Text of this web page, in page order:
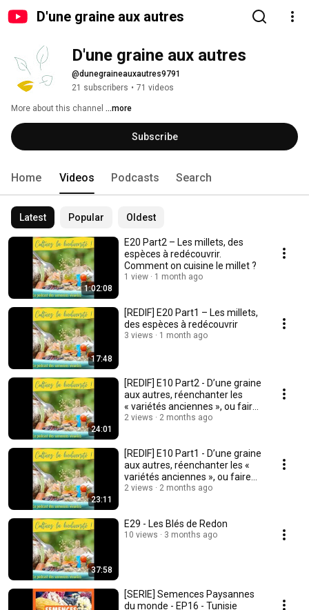
D'une graine aux autres
D'une graine aux autres
@dunegraineauxautres9791
21 subscribers • 71 videos
More about this channel ...more
Subscribe
Home Videos Podcasts Search
Latest Popular Oldest
1:02:08
E20 Part2 – Les millets, des
espèces à redécouvrir.
Comment on cuisine le millet ?
1 view 1 month ago
17:48
[REDIF] E20 Part1 – Les millets,
des espèces à redécouvrir
3 views 1 month ago
24:01
[REDIF] E10 Part2 - D’une graine
aux autres, réenchanter les
« variétés anciennes », ou faire
du ...
2 views 2 months ago
23:11
[REDIF] E10 Part1 - D’une graine
aux autres, réenchanter les «
variétés anciennes », ou faire
du ...
2 views 2 months ago
37:58
E29 - Les Blés de Redon
10 views 3 months ago
[SERIE] Semences Paysannes
du monde - EP16 - Tunisie